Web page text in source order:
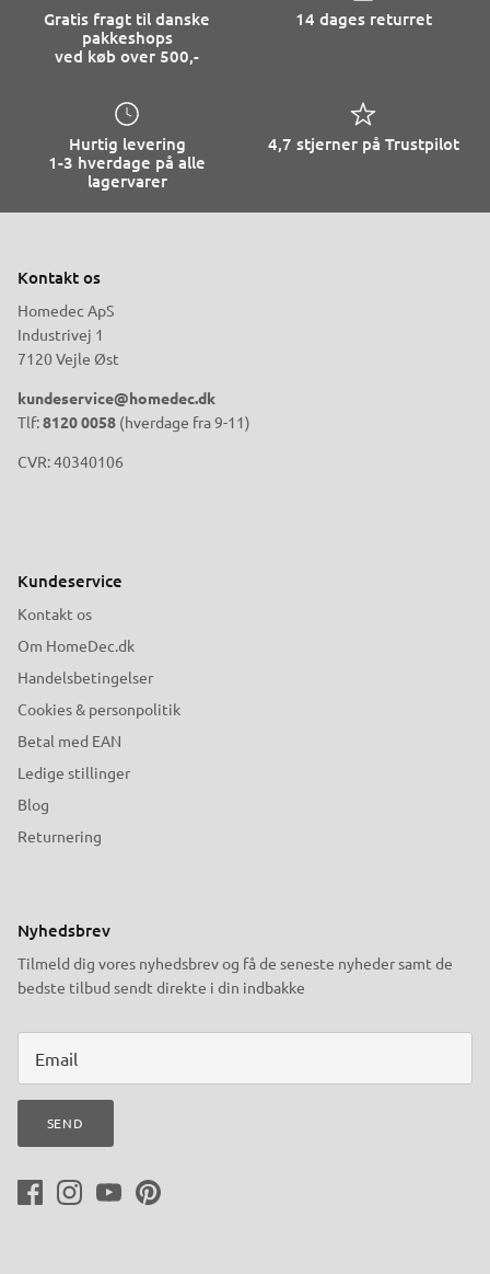
Gratis fragt til danske
pakkeshops
ved køb over 500,-
14 dages returret
Hurtig levering
1-3 hverdage på alle
lagervarer
4,7 stjerner på Trustpilot
Kontakt os
Homedec ApS
Industrivej 1
7120 Vejle Øst
kundeservice@homedec.dk
Tlf:8120 0058 (hverdage fra 9-11)
CVR: 40340106
Kundeservice
Kontakt os
Om HomeDec.dk
Handelsbetingelser
Cookies & personpolitik
Betal med EAN
Ledige stillinger
Blog
Returnering
Nyhedsbrev
Tilmeld dig vores nyhedsbrev og få de seneste nyheder samt de
bedste tilbud sendt direkte i din indbakke
SEND